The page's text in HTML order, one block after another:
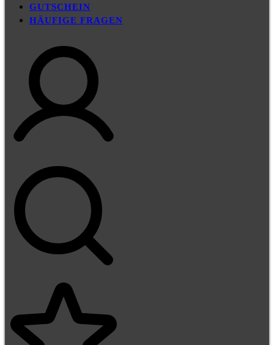
GUTSCHEIN
HÄUFIGE FRAGEN